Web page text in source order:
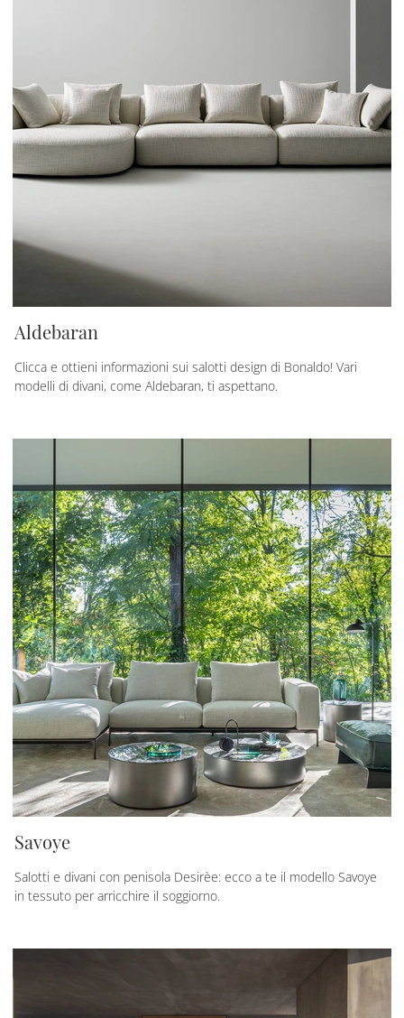
Aldebaran
Clicca e ottieni informazioni sui salotti design di Bonaldo! Vari
modelli di divani, come Aldebaran, ti aspettano.
Savoye
Salotti e divani con penisola Desirèe: ecco a te il modello Savoye
in tessuto per arricchire il soggiorno.